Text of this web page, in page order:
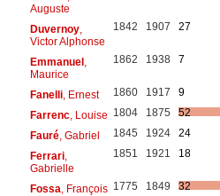
Auguste
Duvernoy,
Victor Alphonse
1842 1907 27
Emmanuel,
Maurice
1862 1938 7
Fanelli, Ernest 1860 1917
9
Farrenc, Louise 1804 1875
52
Fauré, Gabriel 1845 1924
24
Ferrari,
Gabrielle
1851 1921 18
Fossa , François 1775 1849
32